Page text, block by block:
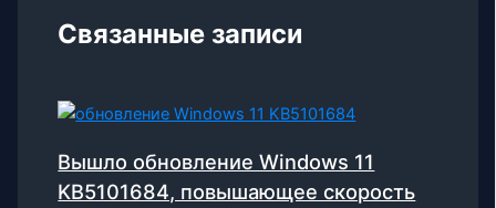
Связанные записи
Вышло обновление Windows 11
KB5101684, повышающее скорость